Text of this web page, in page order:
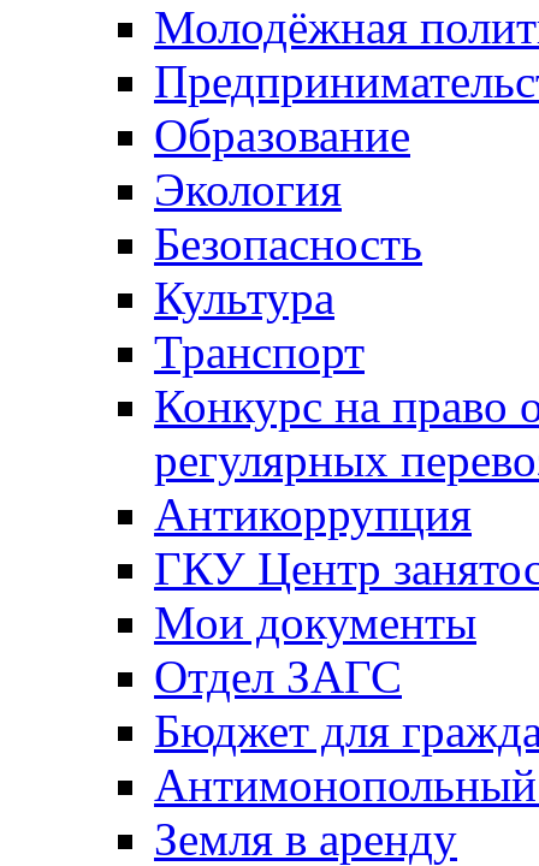
Молодёжная
Образование
Экология
Безопасность
Культура
Транспорт
Конкурс на право
регулярных
Антикоррупция
ГКУ Центр
Мои документы
Отдел ЗАГС
Бюджет для
Антимонопольный
Земля в аренду